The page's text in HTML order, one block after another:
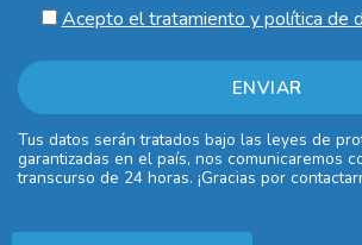
Acepto el tratamiento y política de
Tus datos serán tratados bajo las leyes de
garantizadas en el país, nos comunicaremos
transcurso de 24 horas. ¡Gracias por